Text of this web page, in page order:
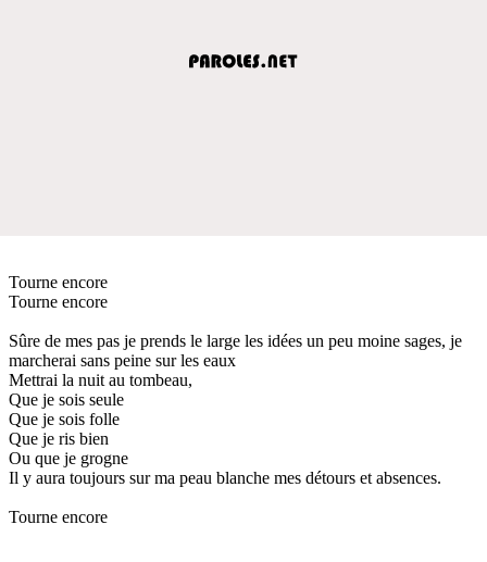
Tourne encore
Tourne encore
Sûre de mes pas je prends le large les idées un peu moine sages, je
marcherai sans peine sur les eaux
Mettrai la nuit au tombeau,
Que je sois seule
Que je sois folle
Que je ris bien
Ou que je grogne
Il y aura toujours sur ma peau blanche mes détours et absences.
Tourne encore